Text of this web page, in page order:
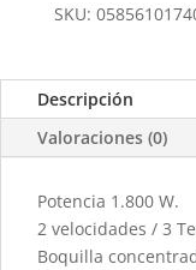
SKU:
Descripción
Valoraciones (0)
Potencia 1.800 W.
2 velocidades / 3
Boquilla